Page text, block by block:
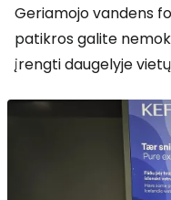
Geriamojo vandens
patikros galite
įrengti daugelyje